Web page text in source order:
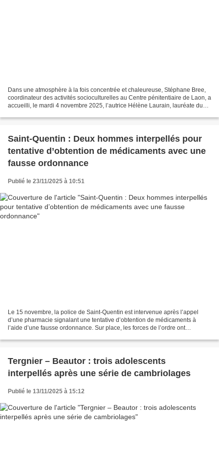
Dans une atmosphère à la fois concentrée et chaleureuse, Stéphane Bree,
coordinateur des activités socioculturelles au Centre pénitentiaire de Laon, a
accueilli, le mardi 4 novembre 2025, l’autrice Hélène Laurain, lauréate du
Saint-Quentin : Deux hommes interpellés pour
tentative d’obtention de médicaments avec une
fausse ordonnance
Publié le 23/11/2025 à 10:51
Le 15 novembre, la police de Saint-Quentin est intervenue après l’appel
d’une pharmacie signalant une tentative d’obtention de médicaments à
l’aide d’une fausse ordonnance. Sur place, les forces de l’ordre ont
Tergnier – Beautor : trois adolescents
interpellés après une série de cambriolages
Publié le 13/11/2025 à 15:12